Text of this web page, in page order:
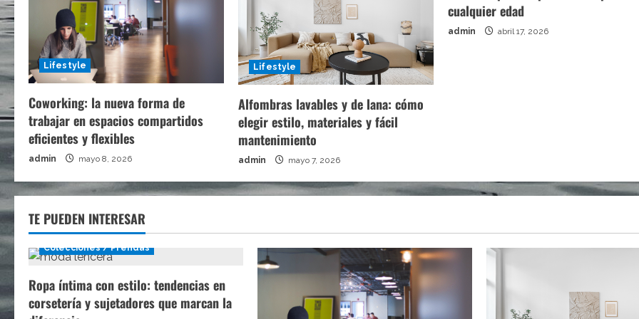
Lifestyle
Coworking: la nueva forma de
trabajar en espacios compartidos
eficientes y flexibles
admin mayo 8, 2026
Lifestyle
Alfombras lavables y de lana: cómo
elegir estilo, materiales y fácil
mantenimiento
admin mayo 7, 2026
cualquier edad
admin abril 17, 2026
TE PUEDEN INTERESAR
Colecciones / Prendas
Ropa íntima con estilo: tendencias en
corsetería y sujetadores que marcan la